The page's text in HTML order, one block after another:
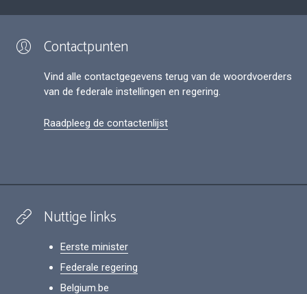
Contactpunten
Vind alle contactgegevens terug van de woordvoerders
van de federale instellingen en regering.
Raadpleeg de contactenlijst
Nuttige links
Eerste minister
Federale regering
Belgium.be